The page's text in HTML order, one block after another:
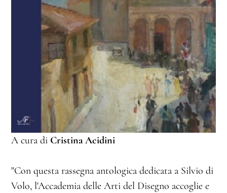
A cura di Cristina Acidini
"Con questa rassegna antologica dedicata a Silvio di
Volo, l'Accademia delle Arti del Disegno accoglie e